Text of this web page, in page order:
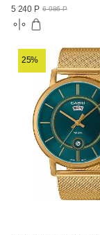
5 240 Р 6 986 Р
25%